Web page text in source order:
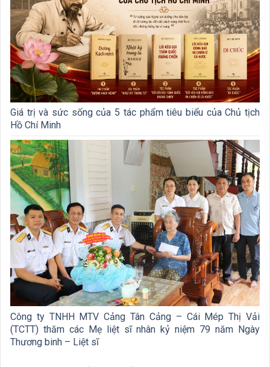
Giá trị và sức sống của 5 tác phẩm tiêu biểu của Chủ tịch
Hồ Chí Minh
Công ty TNHH MTV Cảng Tân Cảng – Cái Mép Thị Vải
(TCTT) thăm các Mẹ liệt sĩ nhân kỷ niệm 79 năm Ngày
Thương binh – Liệt sĩ